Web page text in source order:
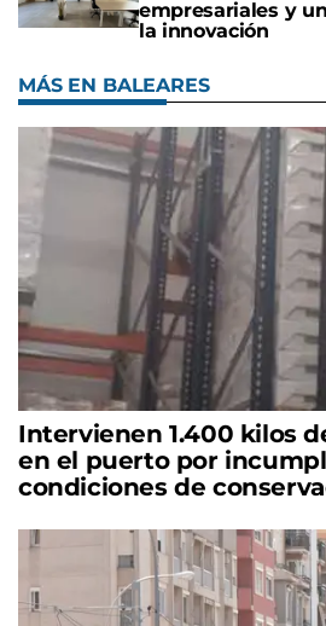
empresariales y
la innovación
MÁS EN BALEARES
Intervienen 1.400 kilos
en el puerto por
condiciones de